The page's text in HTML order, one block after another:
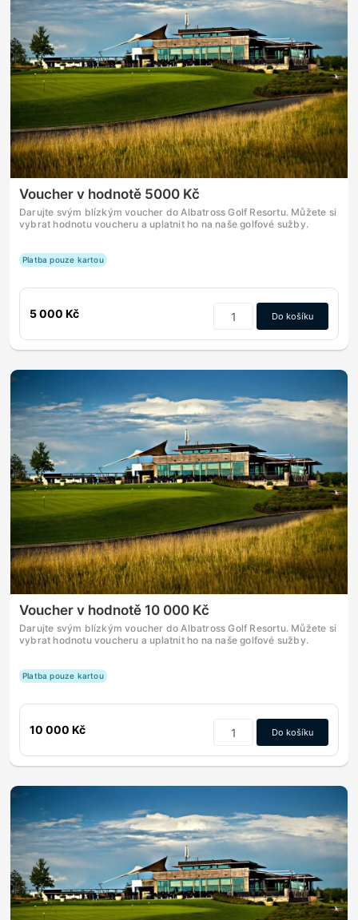
Voucher v hodnotě 5000 Kč
Darujte svým blízkým voucher do Albatross Golf Resortu. Můžete si
vybrat hodnotu voucheru a uplatnit ho na naše golfové sužby.
Platba pouze kartou
5 000 Kč Do košíku
Voucher v hodnotě 10 000 Kč
Darujte svým blízkým voucher do Albatross Golf Resortu. Můžete si
vybrat hodnotu voucheru a uplatnit ho na naše golfové sužby.
Platba pouze kartou
10 000 Kč Do košíku